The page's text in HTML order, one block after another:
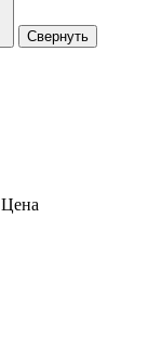
Свернуть
Цена